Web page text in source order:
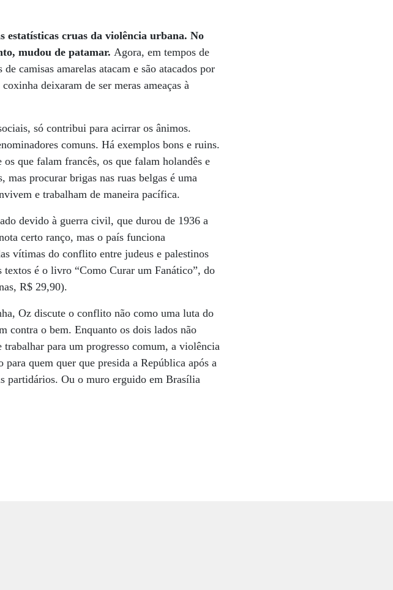
cruas da violência urbana. No
mudou de patamar.Agora, em tempos de
camisas amarelas atacam e são atacados por
deixaram de ser meras ameaças à
só contribui para acirrar os ânimos.
comuns. Há exemplos bons e ruins.
que falam francês, os que falam holandês e
procurar brigas nas ruas belgas é uma
e trabalham de maneira pacífica.
devido à guerra civil, que durou de 1936 a
certo ranço, mas o país funciona
vítimas do conflito entre judeus e palestinos
textos é o livro “Como Curar um Fanático”, do
R$ 29,90).
Oz discute o conflito não como uma luta do
contra o bem. Enquanto os dois lados não
para um progresso comum, a violência
quem quer que presida a República após a
partidários. Ou o muro erguido em Brasília